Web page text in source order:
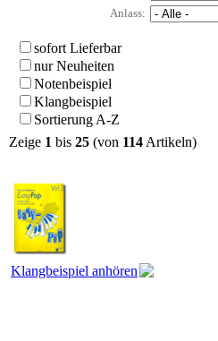
Anlass:
sofort Lieferbar
nur Neuheiten
Notenbeispiel
Klangbeispiel
Sortierung A-Z
Zeige 1 bis 25 (von 114Artikeln)
Klangbeispiel anhören